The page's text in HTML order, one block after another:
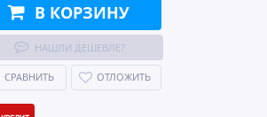
В КОРЗИНУ
НАШЛИ ДЕШЕВЛЕ?
СРАВНИТЬ ОТЛОЖИТЬ